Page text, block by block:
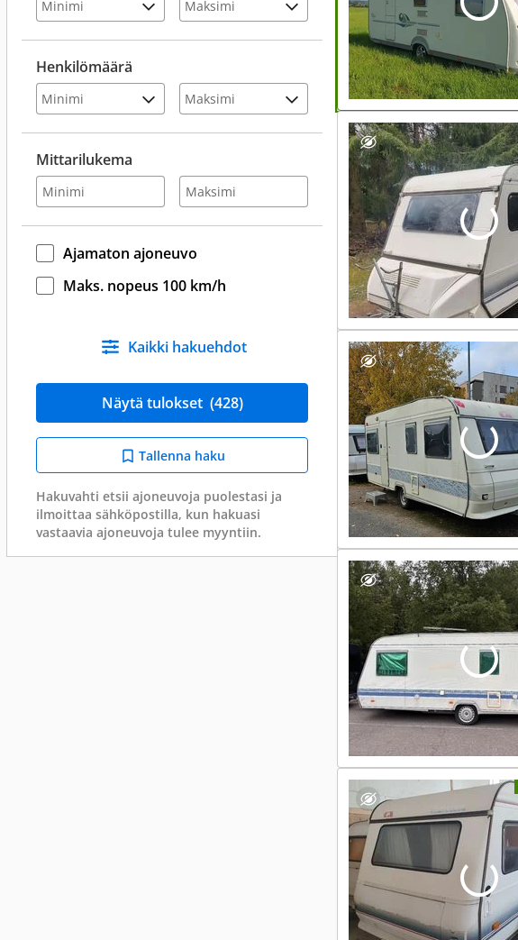
Henkilömäärä
Mittarilukema
Ajamaton ajoneuvo
Maks. nopeus 100 km/h
Kaikki hakuehdot
Näytä tulokset (428)
Tallenna haku
Hakuvahti etsii ajoneuvoja puolestasi ja
ilmoittaa sähköpostilla, kun hakuasi
vastaavia ajoneuvoja tulee myyntiin.